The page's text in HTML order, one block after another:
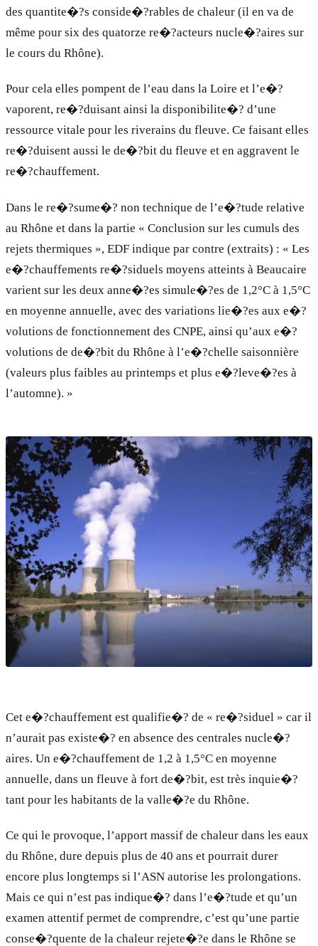
des quantite�?s conside�?rables de chaleur (il en va de
même pour six des quatorze re�?acteurs nucle�?aires sur
le cours du Rhône).
Pour cela elles pompent de l’eau dans la Loire et l’e�?
vaporent, re�?duisant ainsi la disponibilite�? d’une
ressource vitale pour les riverains du fleuve. Ce faisant elles
re�?duisent aussi le de�?bit du fleuve et en aggravent le
re�?chauffement.
Dans le re�?sume�? non technique de l’e�?tude relative
au Rhône et dans la partie « Conclusion sur les cumuls des
rejets thermiques », EDF indique par contre (extraits) : « Les
e�?chauffements re�?siduels moyens atteints à Beaucaire
varient sur les deux anne�?es simule�?es de 1,2°C à 1,5°C
en moyenne annuelle, avec des variations lie�?es aux e�?
volutions de fonctionnement des CNPE, ainsi qu’aux e�?
volutions de de�?bit du Rhône à l’e�?chelle saisonnière
(valeurs plus faibles au printemps et plus e�?leve�?es à
l’automne). »
Cet e�?chauffement est qualifie�? de « re�?siduel » car il
n’aurait pas existe�? en absence des centrales nucle�?
aires. Un e�?chauffement de 1,2 à 1,5°C en moyenne
annuelle, dans un fleuve à fort de�?bit, est très inquie�?
tant pour les habitants de la valle�?e du Rhône.
Ce qui le provoque, l’apport massif de chaleur dans les eaux
du Rhône, dure depuis plus de 40 ans et pourrait durer
encore plus longtemps si l’ASN autorise les prolongations.
Mais ce qui n’est pas indique�? dans l’e�?tude et qu’un
examen attentif permet de comprendre, c’est qu’une partie
conse�?quente de la chaleur rejete�?e dans le Rhône se